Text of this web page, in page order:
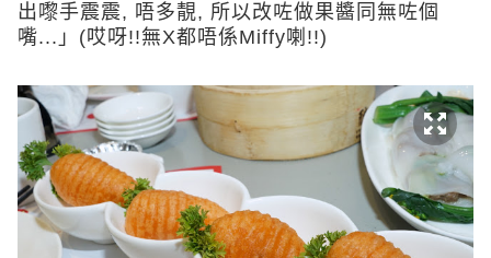
出嚟手震震, 唔多靚, 所以改咗做果醬同無咗個
嘴...」(哎呀!!無X都唔係Miffy喇!!)